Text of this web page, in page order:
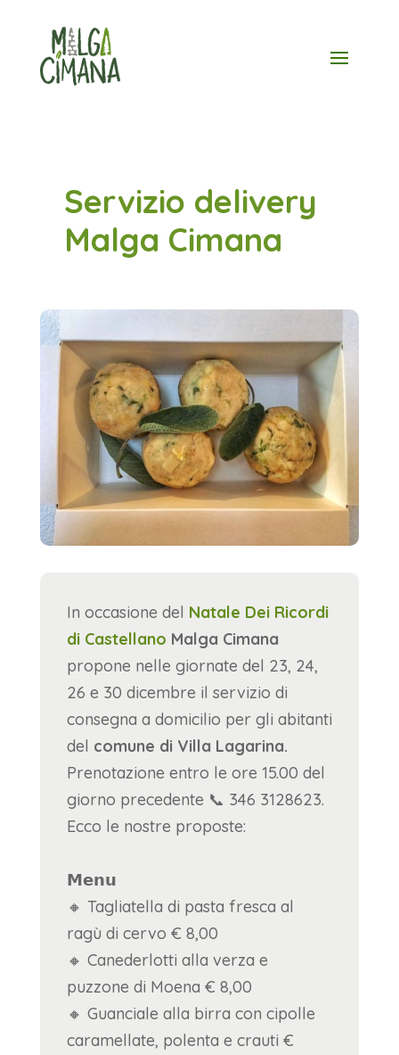
content
Servizio delivery
Malga Cimana
In occasione del Natale Dei Ricordi
di Castellano Malga Cimana
propone nelle giornate del 23, 24,
26 e 30 dicembre il servizio di
consegna a domicilio per gli abitanti
del comune di Villa Lagarina.
Prenotazione entro le ore 15.00 del
giorno precedente 📞 346 3128623.
Ecco le nostre proposte:
𝗠𝗲𝗻𝘂
🔸 Tagliatella di pasta fresca al
ragù di cervo € 8,00
🔸 Canederlotti alla verza e
puzzone di Moena € 8,00
🔸 Guanciale alla birra con cipolle
caramellate, polenta e crauti €